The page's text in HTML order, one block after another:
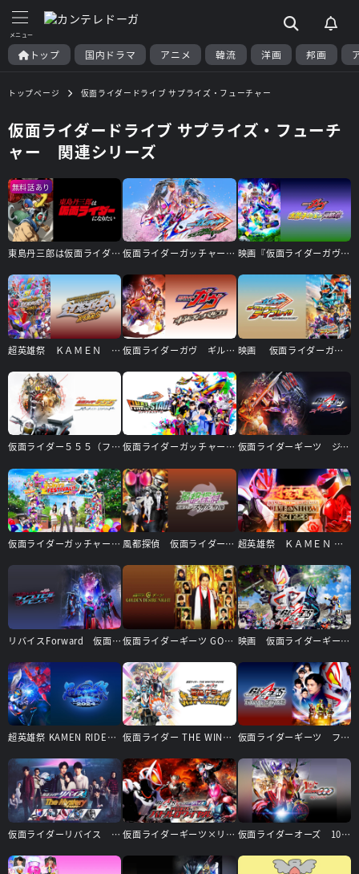
トップ 国内ドラマ アニメ 韓流 洋画 邦画
トップページ 仮面ライダードライブ サプライズ・フューチャー
仮面ライダードライブ サプライズ・フューチ
ャー 関連シリーズ
無料話あり
東島丹三郎は仮面ライダーになりたい 仮面ライダーガッチャードGRADUATIONS／ホッパー１のはるやすみ 映画『仮面ライダーガヴ お菓子の家の侵略者』
超英雄祭 ＫＡＭＥＮ ＲＩＤＥＲ × ＳＵＰＥＲ ＳＥＮＴＡＩ ＬＩＶＥ ＆ ＳＨＯＷ ２０２５ 仮面ライダーガヴ ギルティ・パルフェ 映画 仮面ライダーガッチャード ザ・フューチャー・デイブレイク
仮面ライダー５５５（ファイズ） ２０ｔｈ パラダイス・リゲインド 仮面ライダーガッチャード ファイナルステージ 仮面ライダーギーツ ジャマト・アウェイキング
仮面ライダーガッチャード ガッチャンコＦＥＳＴＩＶＡＬ！！ 風都探偵 仮面ライダースカルの肖像 超英雄祭 ＫＡＭＥＮ ＲＩＤＥＲ×ＳＵＰＥＲ ＳＥＮＴＡＩ ＬＩＶＥ＆ＳＨＯＷ ２０２３
リバイスForward 仮面ライダーライブ＆エビル＆デモンズ 仮面ライダーギーツ GOLDEN DESIRE NIGHT 映画 仮面ライダーギーツ ４人のエースと黒狐
超英雄祭 KAMEN RIDER × SUPER SENTAI LIVE & SHOW 2024 仮面ライダー THE WINTER MOVIE ガッチャード＆ギーツ 最強ケミー★ガッチャ大作戦 仮面ライダーギーツ ファイナルステージ
仮面ライダーリバイス The Mystery 仮面ライダーギーツ×リバイス MOVIEバトルロワイヤル 仮面ライダーオーズ 10th 復活のコアメダル